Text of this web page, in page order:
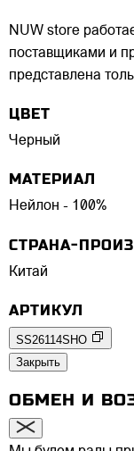
NUW store
поставщиками и
представлена
ЦВЕТ
Черный
МАТЕРИАЛ
Нейлон - 100%
СТРАНА-
Китай
АРТИКУЛ
SS26114SHO
Закрыть
ОБМЕН И